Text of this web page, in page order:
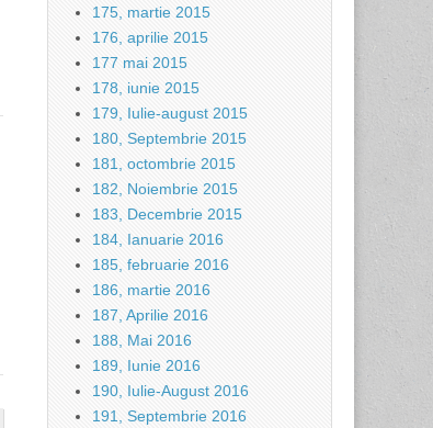
175, martie 2015
176, aprilie 2015
177 mai 2015
178, iunie 2015
179, Iulie-august 2015
180, Septembrie 2015
181, octombrie 2015
182, Noiembrie 2015
183, Decembrie 2015
184, Ianuarie 2016
185, februarie 2016
186, martie 2016
187, Aprilie 2016
188, Mai 2016
189, Iunie 2016
190, Iulie-August 2016
191, Septembrie 2016